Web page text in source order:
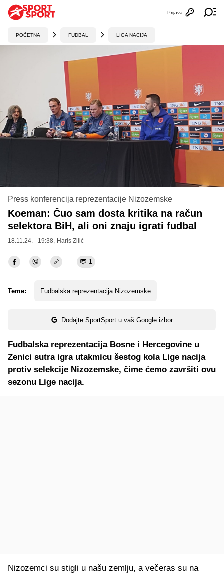
Otvori
Prijava
POČETNA FUDBAL LIGA NACIJA
Press konferencija reprezentacije Nizozemske
Koeman: Čuo sam dosta kritika na račun
selektora BiH, ali oni znaju igrati fudbal
18.11.24. - 19:38, Haris Zilić
1
Teme: Fudbalska reprezentacija Nizozemske
Dodajte SportSport u vaš Google izbor
Fudbalska reprezentacija Bosne i Hercegovine u
Zenici sutra igra utakmicu šestog kola Lige nacija
protiv selekcije Nizozemske, čime ćemo završiti ovu
sezonu Lige nacija.
Nizozemci su stigli u našu zemlju, a večeras su na